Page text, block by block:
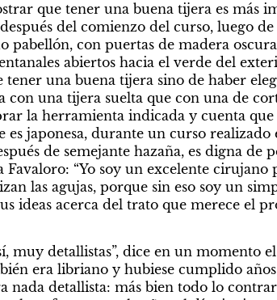
que tener una buena tijera es más
del comienzo del curso, luego
pabellón, con puertas de madera
abiertos hacia el verde del
tener una buena tijera sino de haber
con una tijera suelta que con una de
la herramienta indicada y cuenta que
es japonesa, durante un curso
de semejante hazaña, es digna de
Favaloro: “Yo soy un excelente cirujano
las agujas, porque sin eso soy un
ideas acerca del trato que merece el
muy detallistas”, dice en un momento
era libriano y hubiese cumplido
nada detallista: más bien todo lo